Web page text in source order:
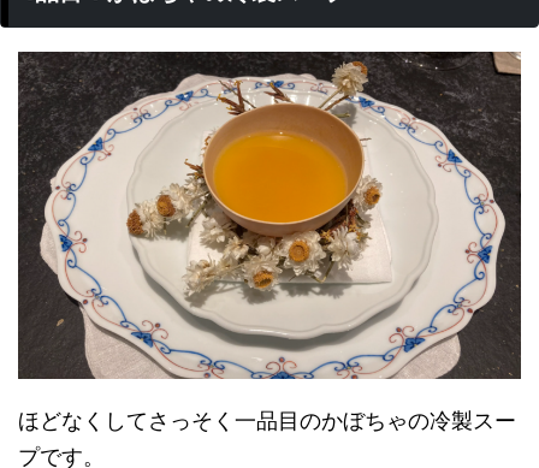
ほどなくしてさっそく一品目のかぼちゃの冷製スー
プです。